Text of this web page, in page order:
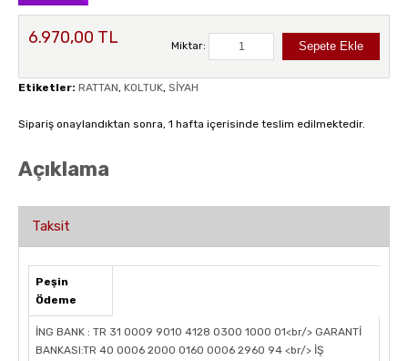
6.970,00 TL Miktar:
Etiketler: RATTAN, KOLTUK, SİYAH
Sipariş onaylandıktan sonra, 1 hafta içerisinde teslim edilmektedir.
Açıklama
Taksit
Peşin
Ödeme
İNG BANK : TR 31 0009 9010 4128 0300 1000 01<br/> GARANTİ
BANKASI:TR 40 0006 2000 0160 0006 2960 94 <br/> İŞ